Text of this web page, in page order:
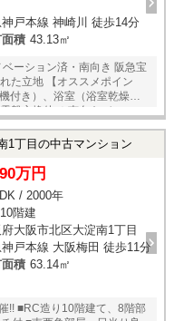
神戸本線 神崎川 徒歩14分
積 43.13㎡
ーション済・南向き 阪急宝
メポイン
付き）、浴室（浴室乾燥機
盤交換他 ＊南向きバルコニ
繕計画書有り ＊アフターサ
川】駅徒歩１４分 ＊ＫＯＨ
業） ＊ロピア 新高店 徒
分 ＊イオンタウン淀川三国
ァミリーマート 徒歩２
1丁目の中古マンション
万円
/ 2000年
階建
大阪市北区大淀南1丁目
戸本線 大阪梅田 徒歩11分
積 63.14㎡